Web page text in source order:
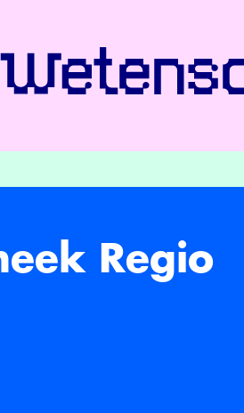
Regio